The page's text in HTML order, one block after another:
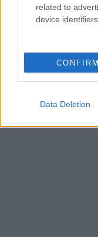
related to
device
CONFIRM
Data Deletion